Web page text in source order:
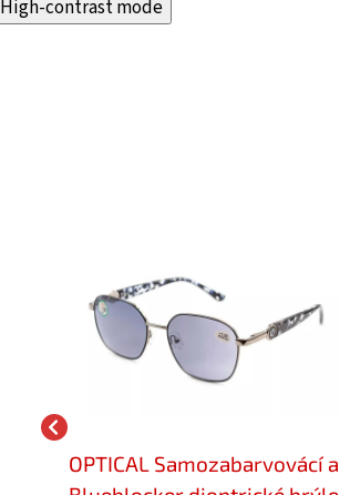
High-contrast mode
OPTICAL Samozabarvovácí a